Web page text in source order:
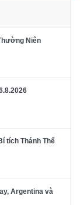
Niên
tích Thánh Thể
Argentina và